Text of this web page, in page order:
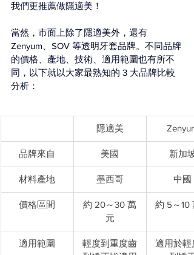
我們更推薦做隱適美！
當然，市面上除了隱適美外，還有
Zenyum、SOV 等透明牙套品牌。不同品牌
的價格、產地、技術、適用範圍也有所不
同，以下就以大家最熟知的 3 大品牌比較
分析：
隱適美 Zenyum
品牌來自 美國 新加坡
材料產地 墨西哥 中國
價格區間
約 20～30 萬
元
約 5～10
適用範圍
輕度到重度齒
適用於輕